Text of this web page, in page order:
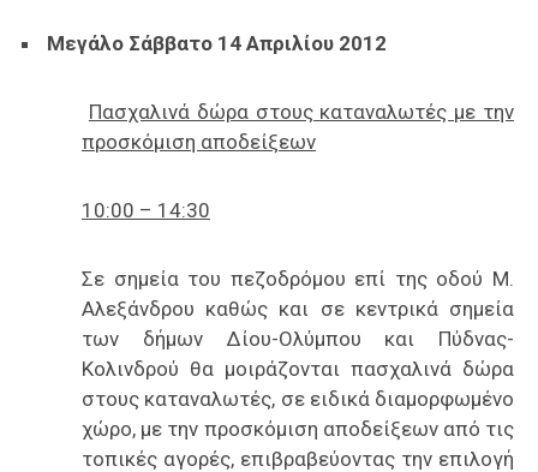
Μεγάλο Σάββατο 14 Απριλίου 2012
Πασχαλινά δώρα στους καταναλωτές με την
προσκόμιση αποδείξεων
10:00 – 14:30
Σε σημεία του πεζοδρόμου επί της οδού Μ.
Αλεξάνδρου καθώς και σε κεντρικά σημεία
των δήμων Δίου-Ολύμπου και Πύδνας-
Κολινδρού θα μοιράζονται πασχαλινά δώρα
στους καταναλωτές, σε ειδικά διαμορφωμένο
χώρο, με την προσκόμιση αποδείξεων από τις
τοπικές αγορές, επιβραβεύοντας την επιλογή